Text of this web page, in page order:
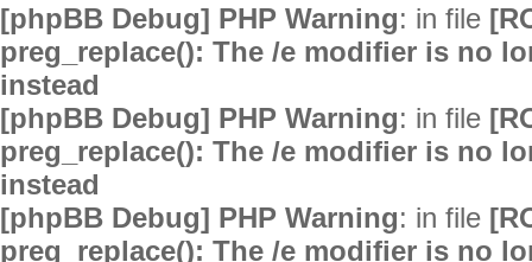
[phpBB Debug] PHP Warning: in file
preg_replace(): The /e modifier is no
instead
[phpBB Debug] PHP Warning: in file
preg_replace(): The /e modifier is no
instead
[phpBB Debug] PHP Warning: in file
preg_replace(): The /e modifier is no